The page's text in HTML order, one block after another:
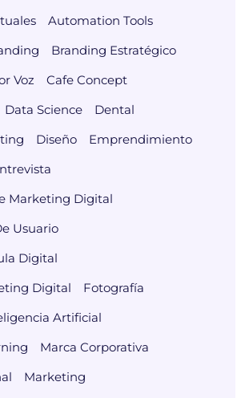
Automation Tools
Branding Estratégico
Voz
Cafe Concept
Data Science
Dental
Diseño
Emprendimiento
Marketing Digital
Usuario
Digital
Digital
Fotografía
Artificial
Marca Corporativa
Marketing